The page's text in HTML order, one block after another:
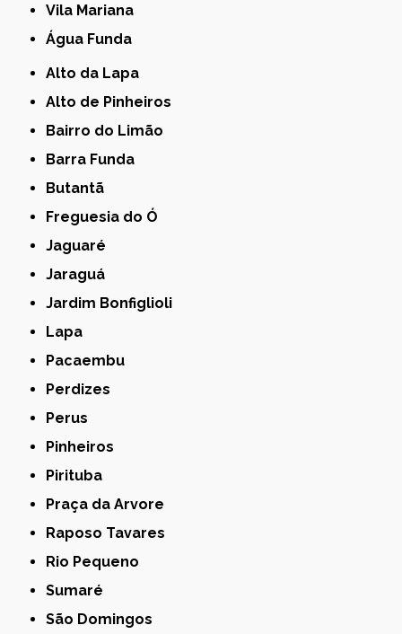
Vila Mariana
Água Funda
Alto da Lapa
Alto de Pinheiros
Bairro do Limão
Barra Funda
Butantã
Freguesia do Ó
Jaguaré
Jaraguá
Jardim Bonfiglioli
Lapa
Pacaembu
Perdizes
Perus
Pinheiros
Pirituba
Praça da Arvore
Raposo Tavares
Rio Pequeno
Sumaré
São Domingos